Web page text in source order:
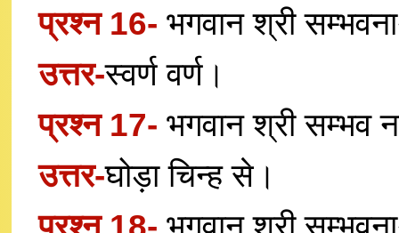
प्रश्न 16- भगवान श्री
उत्तर-स्वर्ण वर्ण।
प्रश्न 17- भगवान श्री सम्भव
उत्तर-घोड़ा चिन्ह से।